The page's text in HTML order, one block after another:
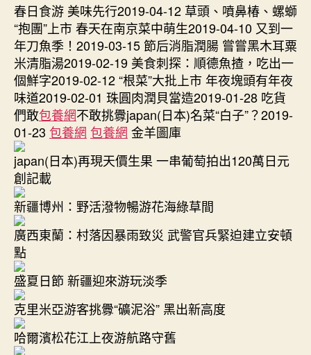
春日食游 美味先行2019-04-12 草頭、噴鼻椿、螺螄
“抱團”上市 春天在南京菜中萌生2019-04-10 又到一
年刀魚季！2019-03-15 節后消脂潤腸 嘗嘗黑木耳粟
米清脂湯2019-02-19 美食刺探：順德魚揸，吃出一
個鮮字2019-02-12 “根菜”大批上市 年夜塊頭有年夜
味道2019-02-01 珠圓肉潤貝當造2019-01-28 吃貨
們敢包養網不敢挑釁japan(日本)名菜“白子”？2019-
01-23 包養網 包養網 金羊圖庫
japan(日本)再現天價生果 一串葡萄拍出120萬日元
創記載
新疆博州：野活潑物暢游花海綠草間
廣西東蘭：村落因暴雨致災 武警官兵緊迫建立安頓
點
盛夏日節 新疆迎來游玩淡季
克里米亞游客挑釁“礦泥浴” 黑出新高度
哈爾濱松花江上夜游航路守舊